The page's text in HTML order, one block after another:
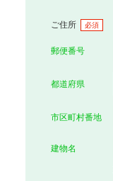
ご住所 必須
郵便番号
都道府県
市区町村番地
建物名